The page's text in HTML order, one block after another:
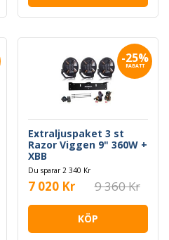
-25%
RABATT
Extraljuspaket 3 st
Razor Viggen 9" 360W +
XBB
Du sparar 2 340 Kr
7 020 Kr 9 360 Kr
KÖP